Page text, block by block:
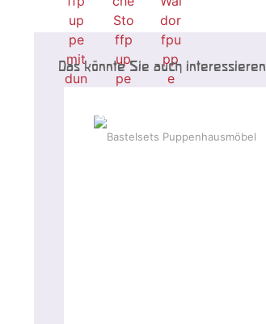
Das könnte Sie auch interessieren
Sonderangebot